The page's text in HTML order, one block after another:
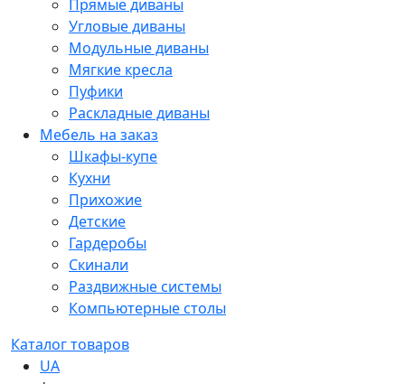
Прямые диваны
Угловые диваны
Модульные диваны
Мягкие кресла
Пуфики
Раскладные диваны
Мебель на заказ
Шкафы-купе
Кухни
Прихожие
Детские
Гардеробы
Скинали
Раздвижные системы
Компьютерные столы
Каталог товаров
UA